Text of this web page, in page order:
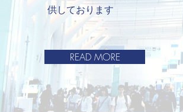
供しております
READ MORE